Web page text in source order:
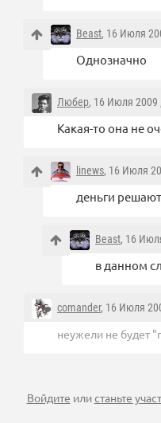
Beast, 16 Июля
Однозначно
Любер, 16 Июля 2009 ,
Какая-то она не
linews, 16 Июля
деньги
Beast, 16
в данном
comander, 16 Июля
неужели не будет
Войдите илистаньте